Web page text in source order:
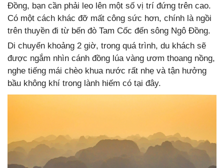
Đồng, bạn cần phải leo lên một số vị trí đứng trên cao.
Có một cách khác đỡ mất công sức hơn, chính là ngồi
trên thuyền đi từ bến đò Tam Cốc đến sông Ngô Đồng.
Di chuyển khoảng 2 giờ, trong quá trình, du khách sẽ
được ngắm nhìn cánh đồng lúa vàng ươm thoang nồng,
nghe tiếng mái chèo khua nước rất nhẹ và tận hưởng
bầu không khí trong lành hiếm có tại đây.